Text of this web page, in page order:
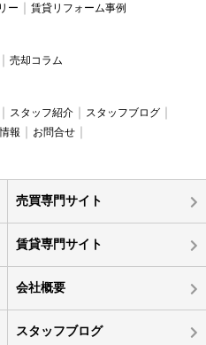
ー 賃貸リフォーム事例
売却コラム
スタッフ紹介
スタッフブログ
報
お問合せ
売買専門サイト
賃貸専門サイト
会社概要
スタッフブログ